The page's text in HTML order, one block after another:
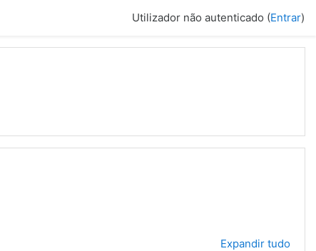
Utilizador não autenticado (Entrar)
Expandir tudo